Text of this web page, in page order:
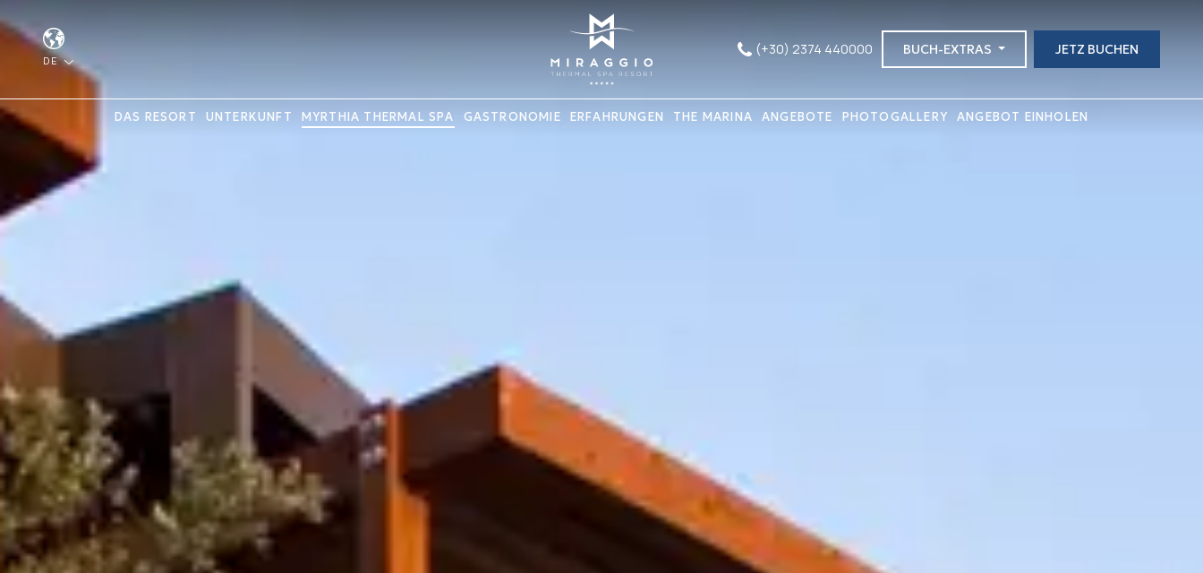
DE
(+30) 2374 440000 BUCH-EXTRAS JETZ BUCHEN
DAS RESORT UNTERKUNFT MYRTHIA THERMAL SPA GASTRONOMIE ERFAHRUNGEN THE MARINA ANGEBOTE PHOTOGALLERY ANGEBOT EINHOLEN